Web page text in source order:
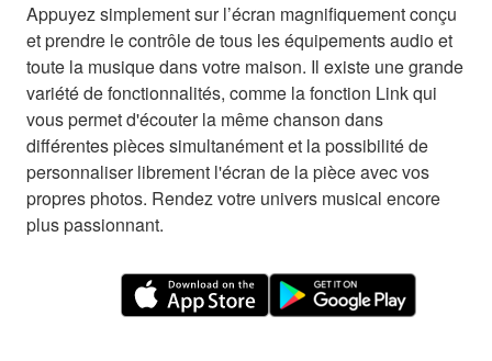
Appuyez simplement sur l’écran magnifiquement conçu
et prendre le contrôle de tous les équipements audio et
toute la musique dans votre maison. Il existe une grande
variété de fonctionnalités, comme la fonction Link qui
vous permet d'écouter la même chanson dans
différentes pièces simultanément et la possibilité de
personnaliser librement l'écran de la pièce avec vos
propres photos. Rendez votre univers musical encore
plus passionnant.